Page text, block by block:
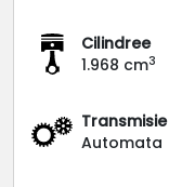
Cilindree
1.968 cm3
Transmisie
Automata